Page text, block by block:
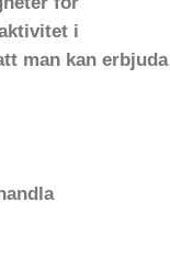
i
man kan erbjuda